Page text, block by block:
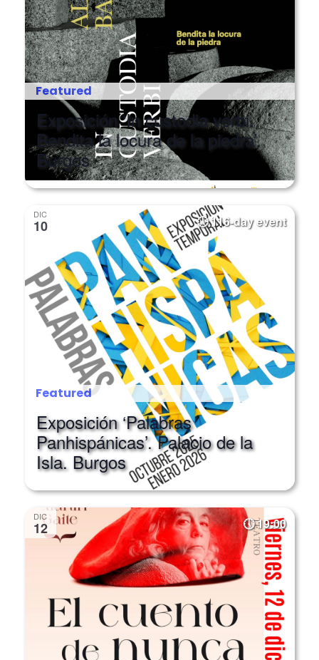
Featured
Exposición ‘In custodia verbi.
Bendita la locura de la piedra’.
Burgos
DIC 116-day event
Featured
Exposición ‘Palabras
Panhispánicas’. Palacio de la
Isla. Burgos
DIC
12 19:00